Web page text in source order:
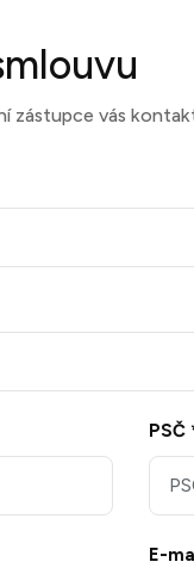
zástupce vás
PSČ
E-